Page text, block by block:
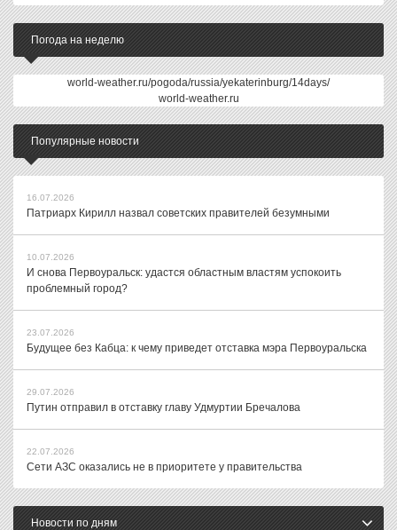
Погода на неделю
world-weather.ru/pogoda/russia/yekaterinburg/14days/
world-weather.ru
Популярные новости
16.07.2026
Патриарх Кирилл назвал советских правителей безумными
10.07.2026
И снова Первоуральск: удастся областным властям успокоить
проблемный город?
23.07.2026
Будущее без Кабца: к чему приведет отставка мэра Первоуральска
29.07.2026
Путин отправил в отставку главу Удмуртии Бречалова
22.07.2026
Сети АЗС оказались не в приоритете у правительства
Новости по дням